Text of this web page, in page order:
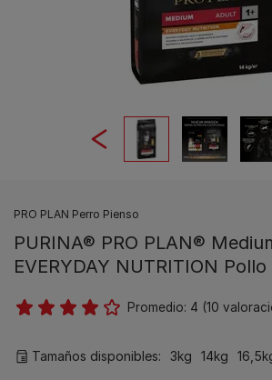
PRO PLAN Perro Pienso
PURINA® PRO PLAN®
EVERYDAY NUTRITION Pollo
Promedio: 4 (10
Tamaños disponibles: 3kg 14kg